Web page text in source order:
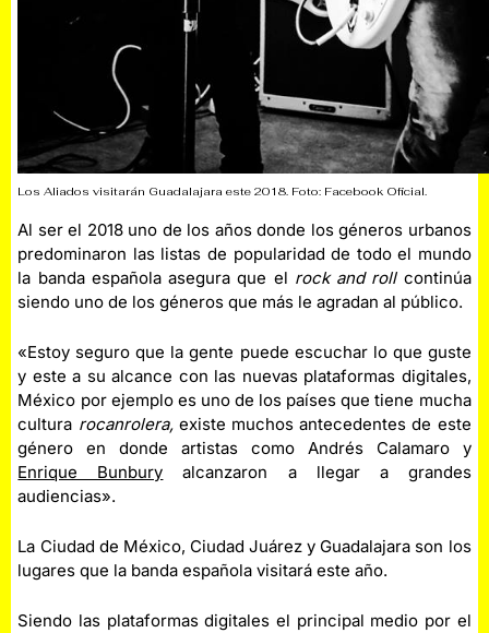
Los Aliados visitarán Guadalajara este 2018. Foto: Facebook Oficial.
Al ser el 2018 uno de los años donde los géneros urbanos
predominaron las listas de popularidad de todo el mundo
la banda española asegura que el rock and rollcontinúa
siendo uno de los géneros que más le agradan al público.
«Estoy seguro que la gente puede escuchar lo que guste
y este a su alcance con las nuevas plataformas digitales,
México por ejemplo es uno de los países que tiene mucha
cultura rocanrolera,existe muchos antecedentes de este
género en donde artistas como Andrés Calamaro y
Enrique Bunbury alcanzaron a llegar a grandes
audiencias».
La Ciudad de México, Ciudad Juárez y Guadalajara son los
lugares que la banda española visitará este año.
Siendo las plataformas digitales el principal medio por el